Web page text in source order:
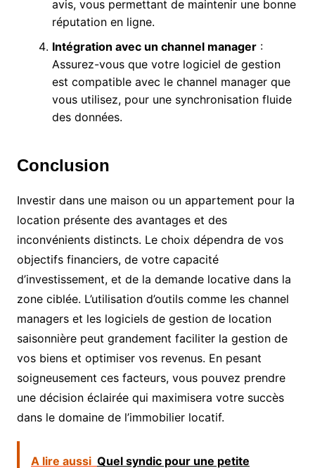
avis, vous permettant de maintenir une bonne
réputation en ligne.
Intégration avec un channel manager:
Assurez-vous que votre logiciel de gestion
est compatible avec le channel manager que
vous utilisez, pour une synchronisation fluide
des données.
Conclusion
Investir dans une maison ou un appartement pour la
location présente des avantages et des
inconvénients distincts. Le choix dépendra de vos
objectifs financiers, de votre capacité
d’investissement, et de la demande locative dans la
zone ciblée. L’utilisation d’outils comme les channel
managers et les logiciels de gestion de location
saisonnière peut grandement faciliter la gestion de
vos biens et optimiser vos revenus. En pesant
soigneusement ces facteurs, vous pouvez prendre
une décision éclairée qui maximisera votre succès
dans le domaine de l’immobilier locatif.
A lire aussi Quel syndic pour une petite